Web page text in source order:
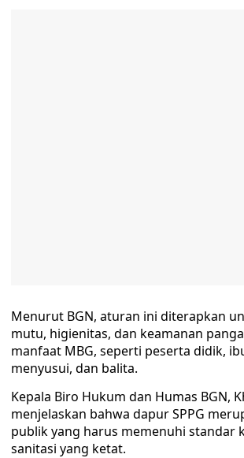
Menurut BGN, aturan ini diterapkan
mutu, higienitas, dan keamanan
manfaat MBG, seperti peserta didik,
menyusui, dan balita.
Kepala Biro Hukum dan Humas BGN,
menjelaskan bahwa dapur SPPG
publik yang harus memenuhi standar
sanitasi yang ketat.